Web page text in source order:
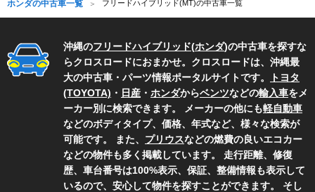
ホンダの中古車一覧 フリードハイブリッド(MT)の中古車一覧
沖縄のフリードハイブリッド(ホンダ)の中古車を探すな
らクロスロードにおまかせ。クロスロードは、沖縄最
大の中古車・パーツ情報ポータルサイトです。
トヨタ
(TOYOTA) ・ 日産 ・ ホンダからベンツなどの輸入車をメ
ーカー別に検索できます。 メーカーの他にも軽自動車
などのボディタイプ、価格、年式など、様々な検索が
可能です。 また、 プリウスなどの燃費の良いエコカー
などの物件も多く掲載しています。 走行距離、修復
歴、車台番号は100%表示、保証、整備情報も表示して
いるので、安心して物件を探すことができます。 そし